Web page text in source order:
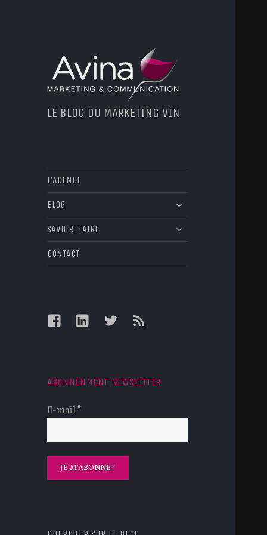
LE BLOG DU MARKETING VIN
L’AGENCE
BLOG
ouvrir
sous-
SAVOIR-FAIRE
ouvrir
CONTACT
FacebookLinkedInTwitterFeed
ABONNENMENT NEWSLETTER
E-mail*